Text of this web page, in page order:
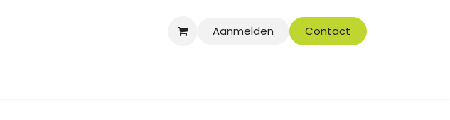
Aanmelden Contact